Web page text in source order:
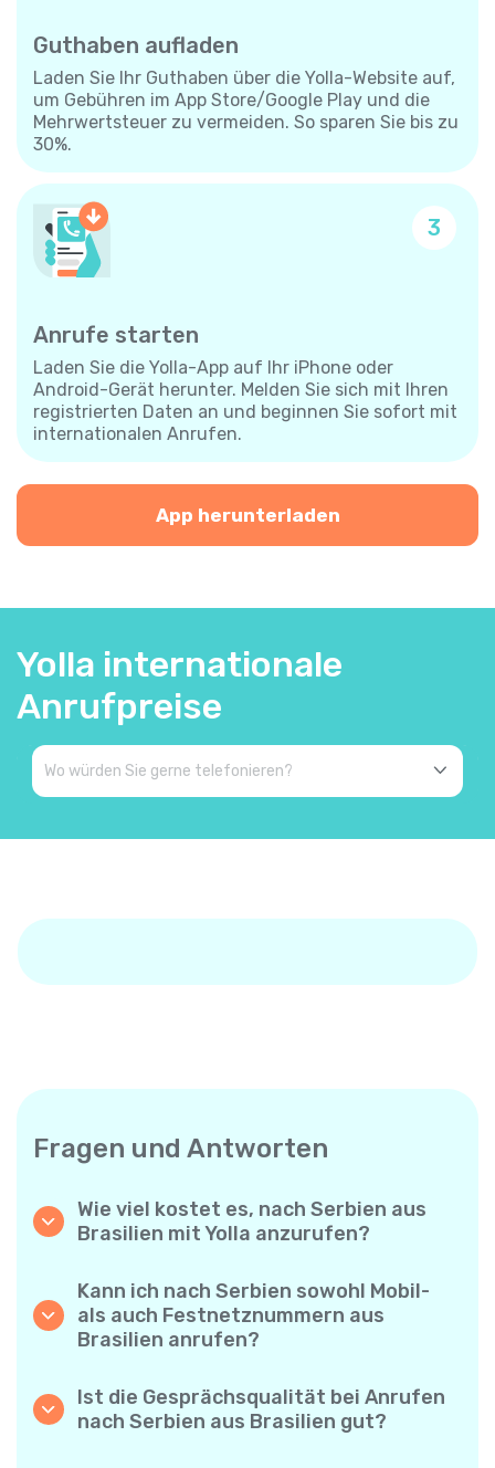
Guthaben aufladen
Laden Sie Ihr Guthaben über die Yolla-Website auf,
um Gebühren im App Store/Google Play und die
Mehrwertsteuer zu vermeiden. So sparen Sie bis zu
30%.
3
Anrufe starten
Laden Sie die Yolla-App auf Ihr iPhone oder
Android-Gerät herunter. Melden Sie sich mit Ihren
registrierten Daten an und beginnen Sie sofort mit
internationalen Anrufen.
App herunterladen
Yolla internationale
Anrufpreise
Fragen und Antworten
Wie viel kostet es, nach Serbien aus
Brasilien mit Yolla anzurufen?
Anrufe nach Serbien. Prüfen Sie einfach die
aktuellen Tarife in der App – keine
versteckten Gebühren, keine
Überraschungen.
Kann ich nach Serbien sowohl Mobil-
als auch Festnetznummern aus
Brasilien anrufen?
Mobiltelefone und Festnetzanschlüsse nach
Serbien anrufen.
Ist die Gesprächsqualität bei Anrufen
nach Serbien aus Brasilien gut?